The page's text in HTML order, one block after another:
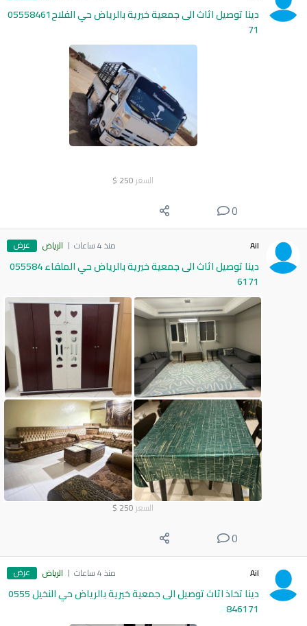
دينا توصيل اثاث الى جمعية خيرية بالرياض حي الفلاح05558461
71
السعر 250
$
0
Ail منذ 4 ساعات الرياض عرض
دينا توصيل اثاث الى جمعية خيرية بالرياض حي الملقاء 055584
6171
السعر 250
$
0
Ail منذ 4 ساعات الرياض عرض
دينا تخاذ اثاث توصيل الى جمعية خيرية بالرياض حي النخيل 0555
846171